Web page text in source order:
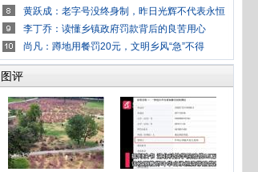
黄跃成：老字号没终身制，昨日光辉不代表永恒
李丁乔：读懂乡镇政府罚款背后的良苦用心
尚凡：蹲地用餐罚20元，文明乡风“急”不得
图评